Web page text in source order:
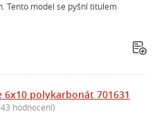
Tento model se pyšní titulem
polykarbonát 701631
hodnocení)